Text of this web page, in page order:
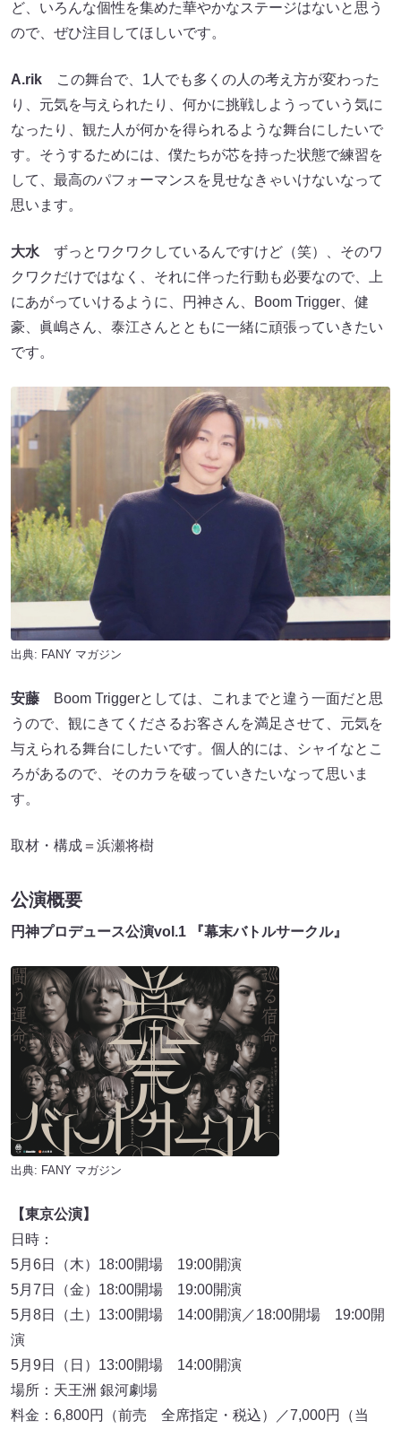
ど、いろんな個性を集めた華やかなステージはないと思う
ので、ぜひ注目してほしいです。
A.rik この舞台で、1人でも多くの人の考え方が変わった
り、元気を与えられたり、何かに挑戦しようっていう気に
なったり、観た人が何かを得られるような舞台にしたいで
す。そうするためには、僕たちが芯を持った状態で練習を
して、最高のパフォーマンスを見せなきゃいけないなって
思います。
大水 ずっとワクワクしているんですけど（笑）、そのワ
クワクだけではなく、それに伴った行動も必要なので、上
にあがっていけるように、円神さん、Boom Trigger、健
豪、眞嶋さん、泰江さんとともに一緒に頑張っていきたい
です。
出典: FANY マガジン
安藤 Boom Triggerとしては、これまでと違う一面だと思
うので、観にきてくださるお客さんを満足させて、元気を
与えられる舞台にしたいです。個人的には、シャイなとこ
ろがあるので、そのカラを破っていきたいなって思いま
す。
取材・構成＝浜瀬将樹
公演概要
円神プロデュース公演vol.1 『幕末バトルサークル』
出典: FANY マガジン
【東京公演】
日時：
5月6日（木）18:00開場 19:00開演
5月7日（金）18:00開場 19:00開演
5月8日（土）13:00開場 14:00開演／18:00開場 19:00開
演
5月9日（日）13:00開場 14:00開演
場所：天王洲 銀河劇場
料金：6,800円（前売 全席指定・税込）／7,000円（当